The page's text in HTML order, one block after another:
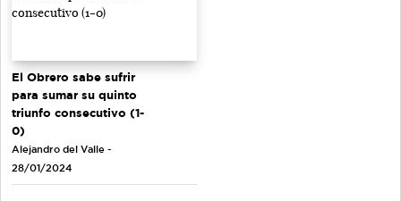
El Obrero sabe sufrir
para sumar su quinto
triunfo consecutivo (1-
0)
Alejandro del Valle -
28/01/2024